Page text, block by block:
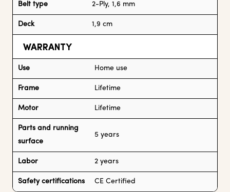
Belt type 2-Ply, 1,6 mm
Deck 1,9 cm
WARRANTY
Use Home use
Frame Lifetime
Motor Lifetime
Parts and running
surface
5 years
Labor 2 years
Safety certifications CE Certified